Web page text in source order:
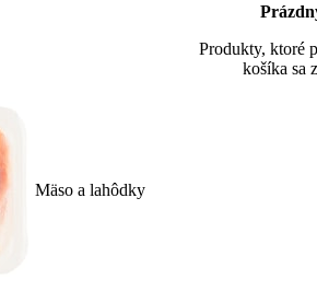
Mäso a lahôdky
Produkty, ktoré
košíka sa